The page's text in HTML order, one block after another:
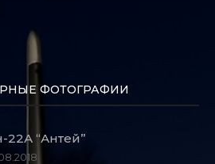
ФОТОГРАФИИ
22А “Антей”